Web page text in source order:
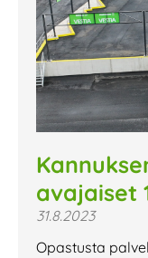
avajaiset
31.8.2023
Opastusta